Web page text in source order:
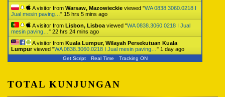
A visitor from Warsaw, Mazowieckie viewed "WA 0838.3060.0218 I
Jual mesin paving… " 15 hrs 5 mins ago
A visitor from Lisbon, Lisboa viewed "WA 0838.3060.0218 I Jual
mesin paving… " 22 hrs 24 mins ago
A visitor from Kuala Lumpur, Wilayah Persekutuan Kuala
Lumpurviewed "WA 0838.3060.0218 I Jual mesin paving… " 1 day ago
Get Script Real Time Tracking ON
TOTAL KUNJUNGAN